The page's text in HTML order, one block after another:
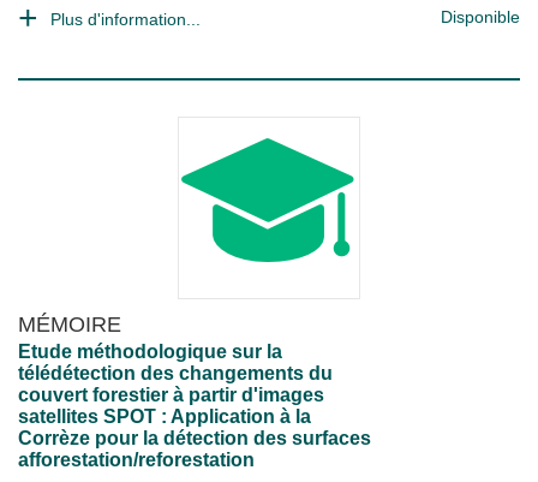
Plus d'information... Disponible
MÉMOIRE
Etude méthodologique sur la
télédétection des changements du
couvert forestier à partir d'images
satellites SPOT : Application à la
Corrèze pour la détection des surfaces
afforestation/reforestation